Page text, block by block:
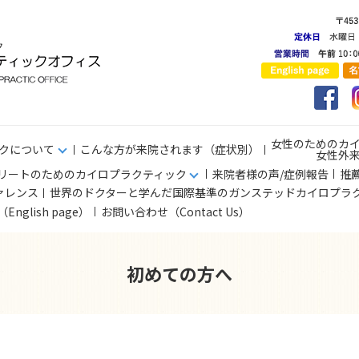
について こんな方が来院されます（症状別） 女性のためのカ
女性外
ートのためのカイロプラクティック
来院者様の声/症例報告
推
レンス
世界のドクターと学んだ国際基準のガンステッドカイロプラ
page）
お問い合わせ（Contact Us）
初めての方へ